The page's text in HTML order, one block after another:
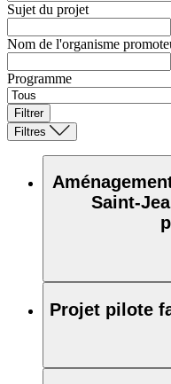
Sujet du projet
Nom de l'organisme
Programme
Filtrer
Filtres
Saint-
Projet pilote